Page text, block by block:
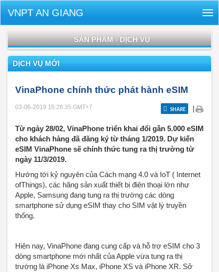
VNPT AN GIANG
SẢN PHẨM - DỊCH VỤ
DỊCH VỤ MỚI
VinaPhone chính thức phát hành eSIM
03-06-2019 16:26:35 GMT+7 SHARE |
Từ ngày 28/02, VinaPhone triển khai đổi gần 5.000 eSIM
cho khách hàng đã đăng ký từ tháng 1/2019. Dự kiến
eSIM VinaPhone sẽ chính thức tung ra thị trường từ
ngày 11/3/2019.
Hướng tới kỷ nguyên của Cách mạng 4.0 và IoT ( Internet
ofThings), các hãng sản xuất thiết bị điện thoại lớn như
Apple, Samsung đang tung ra thị trường các dòng
smartphone sử dụng eSIM thay cho SIM vật lý truyền
thống.
Hiện nay, VinaPhone đang cung cấp và hỗ trợ eSIM cho 3
dòng smartphone mới nhất của Apple vừa tung ra thị
trường là iPhone Xs Max, iPhone XS và iPhone XR. Sở